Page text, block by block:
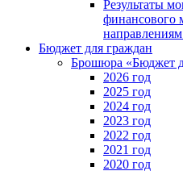
Результаты
финансового
Бюджет для граждан
Брошюра «Бюджет
2026 год
2025 год
2024 год
2023 год
2022 год
2021 год
2020 год